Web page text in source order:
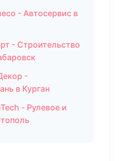
- Автосервис в
- Строительство
-
в Курган
- Рулевое и